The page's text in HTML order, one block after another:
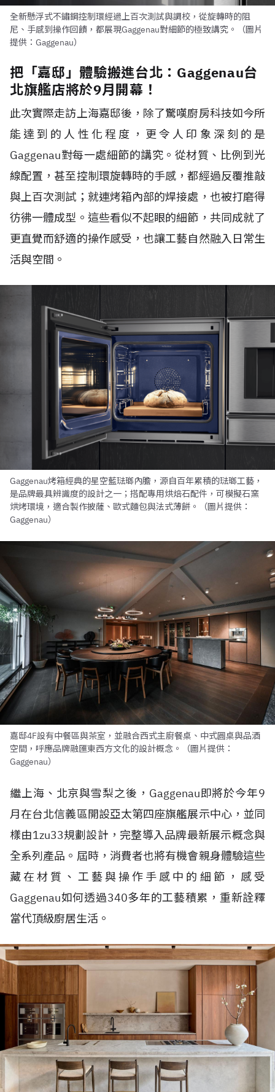
全新懸浮式不鏽鋼控制環經過上百次測試與調校，從旋轉時的阻
尼、手感到操作回饋，都展現Gaggenau對細節的極致講究。（圖片
提供：Gaggenau）
把「嘉邸」體驗搬進台北：Gaggenau台
北旗艦店將於9月開幕！
此次實際走訪上海嘉邸後，除了驚嘆廚房科技如今所
能達到的人性化程度，更令人印象深刻的是
Gaggenau對每一處細節的講究。從材質、比例到光
線配置，甚至控制環旋轉時的手感，都經過反覆推敲
與上百次測試；就連烤箱內部的焊接處，也被打磨得
彷彿一體成型。這些看似不起眼的細節，共同成就了
更直覺而舒適的操作感受，也讓工藝自然融入日常生
活與空間。
Gaggenau烤箱經典的星空藍琺瑯內膽，源自百年累積的琺瑯工藝，
是品牌最具辨識度的設計之一；搭配專用烘焙石配件，可模擬石窯
烘烤環境，適合製作披薩、歐式麵包與法式薄餅。（圖片提供：
Gaggenau）
嘉邸4F設有中餐區與茶室，並融合西式主廚餐桌、中式圓桌與品酒
空間，呼應品牌融匯東西方文化的設計概念。（圖片提供：
Gaggenau）
繼上海、北京與雪梨之後，Gaggenau即將於今年9
月在台北信義區開設亞太第四座旗艦展示中心，並同
樣由1zu33規劃設計，完整導入品牌最新展示概念與
全系列產品。屆時，消費者也將有機會親身體驗這些
藏在材質、工藝與操作手感中的細節，感受
Gaggenau如何透過340多年的工藝積累，重新詮釋
當代頂級廚居生活。